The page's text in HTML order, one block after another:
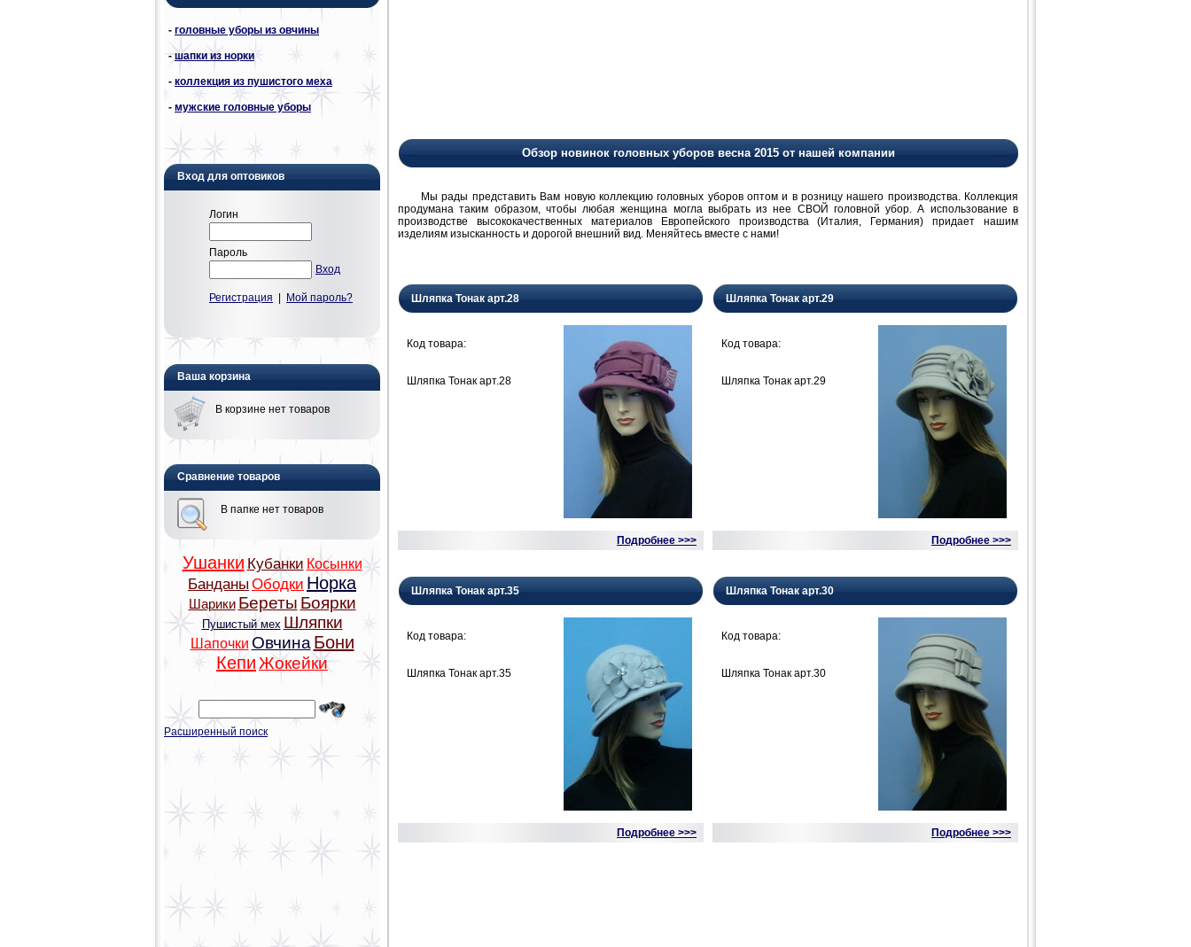
- головные уборы из овчины
-шапки из норки
- коллекция из пушистого меха
- мужские головные уборы
Вход для оптовиков
Логин
Пароль
Вход
Регистрация Мой пароль?
Ваша корзина
В корзине нет товаров
Сравнение товаров
В папке нет товаров
Ушанки Кубанки Косынки
Банданы Ободки Норка
Шарики Береты Боярки
Пушистый мех Шляпки
Шапочки Овчина Бони
Кепи Жокейки
Расширенный поиск
Обзор новинок головных уборов весна 2015 от нашей компании
Мы рады представить Вам новую коллекцию головных уборов оптом и в розницу нашего производства. Коллекция
продумана таким образом, чтобы любая женщина могла выбрать из нее СВОЙ головной убор. А использование в
производстве высококачественных материалов Европейского производства (Италия, Германия) придает нашим
изделиям изысканность и дорогой внешний вид. Меняйтесь вместе с нами!
Шляпка Тонак арт.28
Код товара:
Шляпка Тонак арт.28
Подробнее >>>
Шляпка Тонак арт.29
Код товара:
Шляпка Тонак арт.29
Подробнее >>>
Шляпка Тонак арт.35
Код товара:
Шляпка Тонак арт.35
Подробнее >>>
Шляпка Тонак арт.30
Код товара:
Шляпка Тонак арт.30
Подробнее >>>